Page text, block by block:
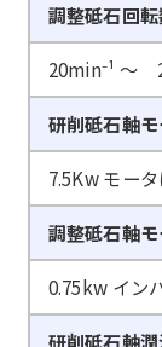
調整砥石回
20min⁻¹ ～
研削砥石軸
7.5Kw モー
調整砥石軸
0.75kw イン
研削砥石軸